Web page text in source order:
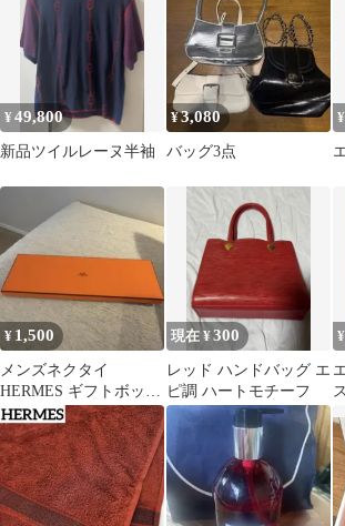
¥49,800
新品ツイルレーヌ半袖
¥3,080
バッグ3点
¥
¥ 1,500
メンズネクタイ
HERMES ギフトボック
ス 空箱
現在 ¥300
レッド ハンドバッグ エ
ピ調 ハートモチーフ
¥